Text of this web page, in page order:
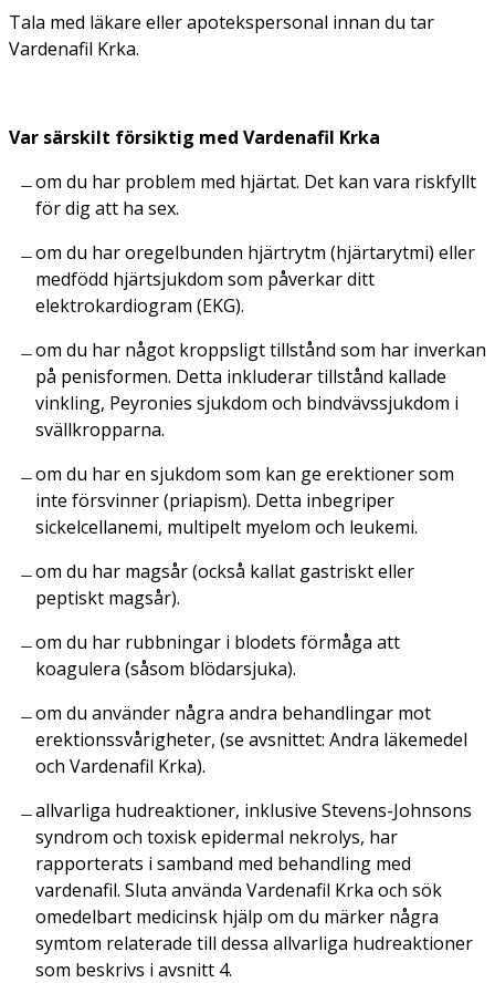
Tala med läkare eller apotekspersonal innan du tar
Vardenafil Krka.
Var särskilt försiktig med Vardenafil Krka
om du har problem med hjärtat. Det kan vara riskfyllt
för dig att ha sex.
om du har oregelbunden hjärtrytm (hjärtarytmi) eller
medfödd hjärtsjukdom som påverkar ditt
elektrokardiogram (EKG).
om du har något kroppsligt tillstånd som har inverkan
på penisformen. Detta inkluderar tillstånd kallade
vinkling, Peyronies sjukdom och bindvävssjukdom i
svällkropparna.
om du har en sjukdom som kan ge erektioner som
inte försvinner (priapism). Detta inbegriper
sickelcellanemi, multipelt myelom och leukemi.
om du har magsår (också kallat gastriskt eller
peptiskt magsår).
om du har rubbningar i blodets förmåga att
koagulera (såsom blödarsjuka).
om du använder några andra behandlingar mot
erektionssvårigheter, (se avsnittet: Andra läkemedel
och Vardenafil Krka).
allvarliga hudreaktioner, inklusive Stevens-Johnsons
syndrom och toxisk epidermal nekrolys, har
rapporterats i samband med behandling med
vardenafil. Sluta använda Vardenafil Krka och sök
omedelbart medicinsk hjälp om du märker några
symtom relaterade till dessa allvarliga hudreaktioner
som beskrivs i avsnitt 4.